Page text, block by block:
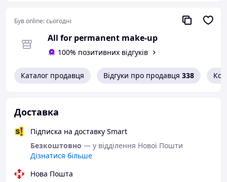
Був online:сьогодні
All for permanent make-up
100% позитивних відгуків
Каталог продавця Відгуки про продавця 338
Доставка
Підписка на доставку Smart
Безкоштовно — у відділення Нової Пошти
Дізнатися більше
Нова Пошта